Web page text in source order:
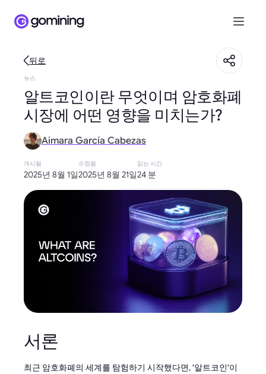
뒤로
뉴스
알트코인이란 무엇이며 암호화폐
시장에 어떤 영향을 미치는가?
Aimara García Cabezas
게시됨
2025년 8월 1일
수정됨
2025년 8월 21일
읽는 시간
24 분
서론
최근 암호화폐의 세계를 탐험하기 시작했다면, '알트코인'이